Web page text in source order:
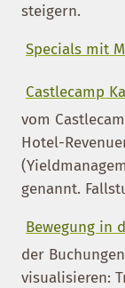
steigern.
Specials mit
Castlecamp
vom
Hotel-
genannt.
Bewegung in
der
visualisieren: